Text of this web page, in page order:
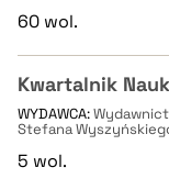
60 wol.
Kwartalnik
WYDAWCA:
Stefana
5 wol.